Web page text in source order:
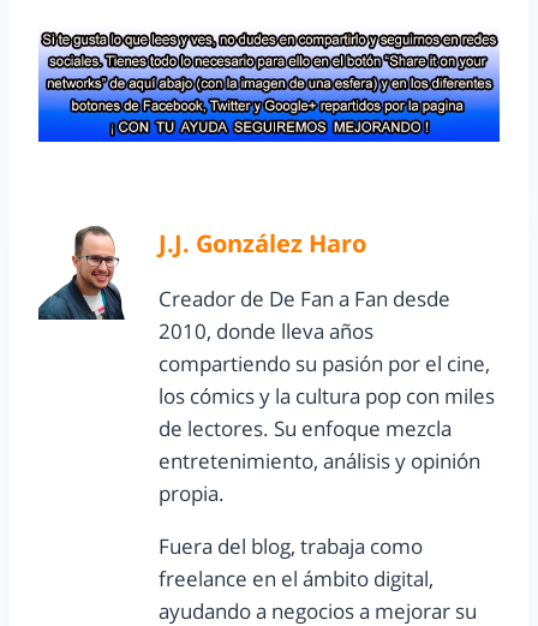
J.J. González Haro
Creador de De Fan a Fan desde
2010, donde lleva años
compartiendo su pasión por el cine,
los cómics y la cultura pop con miles
de lectores. Su enfoque mezcla
entretenimiento, análisis y opinión
propia.
Fuera del blog, trabaja como
freelance en el ámbito digital,
ayudando a negocios a mejorar su